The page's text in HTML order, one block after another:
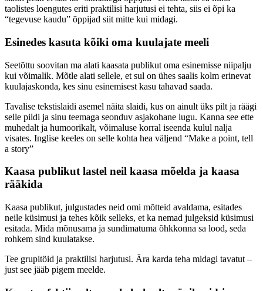
taolistes loengutes eriti praktilisi harjutusi ei tehta, siis ei õpi ka
“tegevuse kaudu” õppijad siit mitte kui midagi.
Esinedes kasuta kõiki oma kuulajate meeli
Seetõttu soovitan ma alati kaasata publikut oma esinemisse niipalju
kui võimalik. Mõtle alati sellele, et sul on ühes saalis kolm erinevat
kuulajaskonda, kes sinu esinemisest kasu tahavad saada.
Tavalise tekstislaidi asemel näita slaidi, kus on ainult üks pilt ja räägi
selle pildi ja sinu teemaga seonduv asjakohane lugu. Kanna see ette
muhedalt ja humoorikalt, võimaluse korral iseenda kulul nalja
visates. Inglise keeles on selle kohta hea väljend “Make a point, tell
a story”
Kaasa publikut lastel neil kaasa mõelda ja kaasa
rääkida
Kaasa publikut, julgustades neid omi mõtteid avaldama, esitades
neile küsimusi ja tehes kõik selleks, et ka nemad julgeksid küsimusi
esitada. Mida mõnusama ja sundimatuma õhkkonna sa lood, seda
rohkem sind kuulatakse.
Tee grupitöid ja praktilisi harjutusi. Ära karda teha midagi tavatut –
just see jääb pigem meelde.